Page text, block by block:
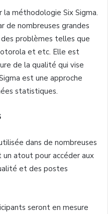
la méthodologie Six Sigma.
de nombreuses grandes
des problèmes telles que
et etc. Elle est
de la qualité qui vise
est une approche
statistiques.
dans de nombreuses
un atout pour accéder aux
et des postes
seront en mesure